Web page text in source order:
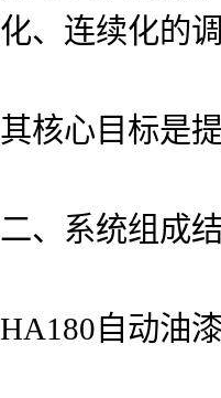
化、连续化的
其核心目标是
二、系统组成
HA180自动油